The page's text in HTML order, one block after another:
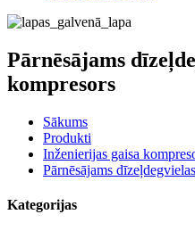
Pārnēsājams
kompresors
Sākums
Produkti
Inženierijas gaisa
Pārnēsājams
Kategorijas